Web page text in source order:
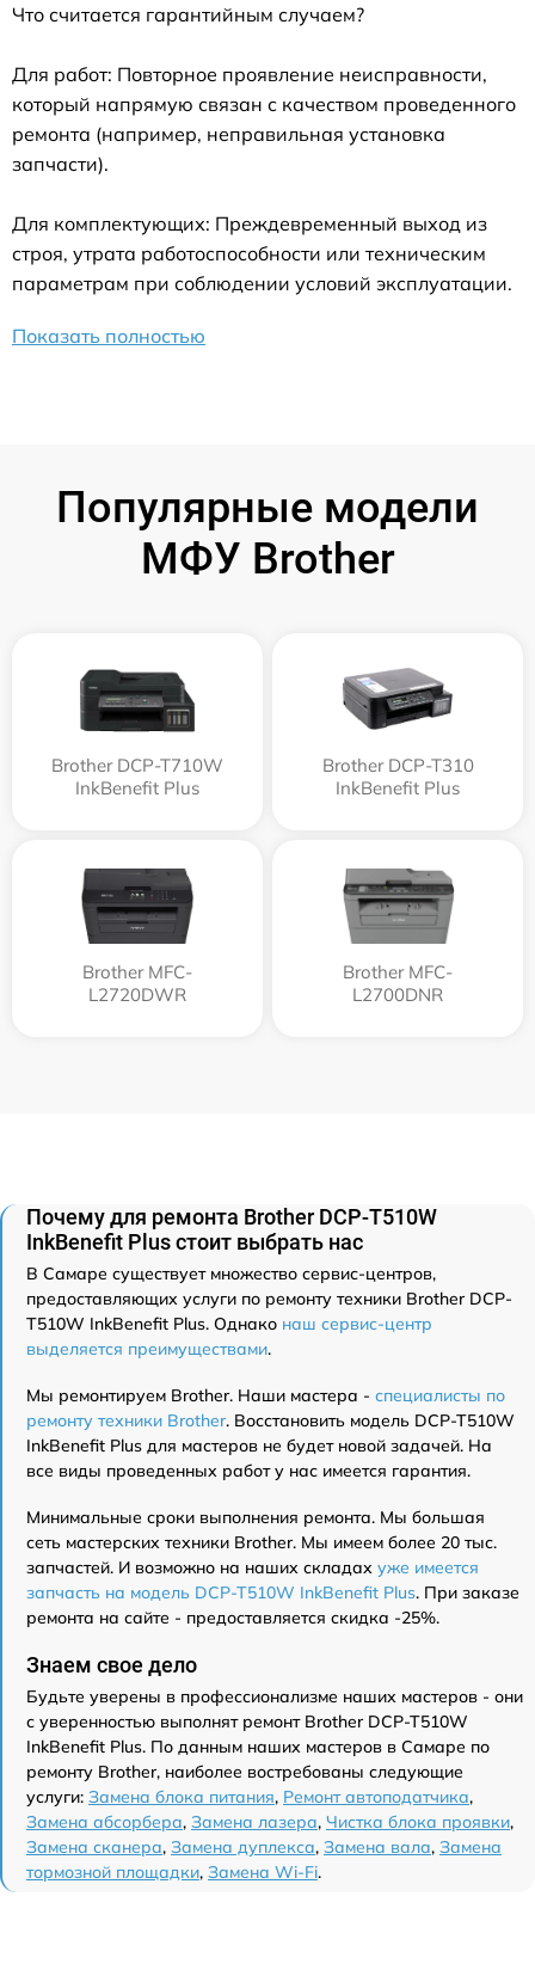
Что считается гарантийным случаем?
Для работ: Повторное проявление неисправности,
который напрямую связан с качеством проведенного
ремонта (например, неправильная установка
запчасти).
Для комплектующих: Преждевременный выход из
строя, утрата работоспособности или техническим
параметрам при соблюдении условий эксплуатации.
Показать полностью
Популярные модели
МФУ Brother
Brother DCP-T710W
InkBenefit Plus
Brother DCP-T310
InkBenefit Plus
Brother MFC-
L2720DWR
Brother MFC-
L2700DNR
Почему для ремонта Brother DCP-T510W
InkBenefit Plus стоит выбрать нас
В Самаре существует множество сервис-центров,
предоставляющих услуги по ремонту техники Brother DCP-
T510W InkBenefit Plus. Однако наш сервис-центр
выделяется преимуществами.
Мы ремонтируем Brother. Наши мастера - специалисты по
ремонту техники Brother. Восстановить модель DCP-T510W
InkBenefit Plus для мастеров не будет новой задачей. На
все виды проведенных работ у нас имеется гарантия.
Минимальные сроки выполнения ремонта. Мы большая
сеть мастерских техники Brother. Мы имеем более 20 тыс.
запчастей. И возможно на наших складах уже имеется
запчасть на модель DCP-T510W InkBenefit Plus. При заказе
ремонта на сайте - предоставляется скидка -25%.
Знаем свое дело
Будьте уверены в профессионализме наших мастеров - они
с уверенностью выполнят ремонт Brother DCP-T510W
InkBenefit Plus. По данным наших мастеров в Самаре по
ремонту Brother, наиболее востребованы следующие
услуги: Замена блока питания, Ремонт автоподатчика,
Замена абсорбера, Замена лазера, Чистка блока проявки,
Замена сканера, Замена дуплекса, Замена вала, Замена
тормозной площадки, Замена Wi-Fi.